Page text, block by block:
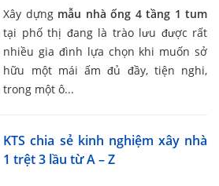
Xây dựng mẫu nhà ống 4 tầng 1 tum
tại phố thị đang là trào lưu được rất
nhiều gia đình lựa chọn khi muốn sở
hữu một mái ấm đủ đầy, tiện nghi,
trong một ô...
KTS chia sẻ kinh nghiệm xây nhà
1 trệt 3 lầu từ A – Z